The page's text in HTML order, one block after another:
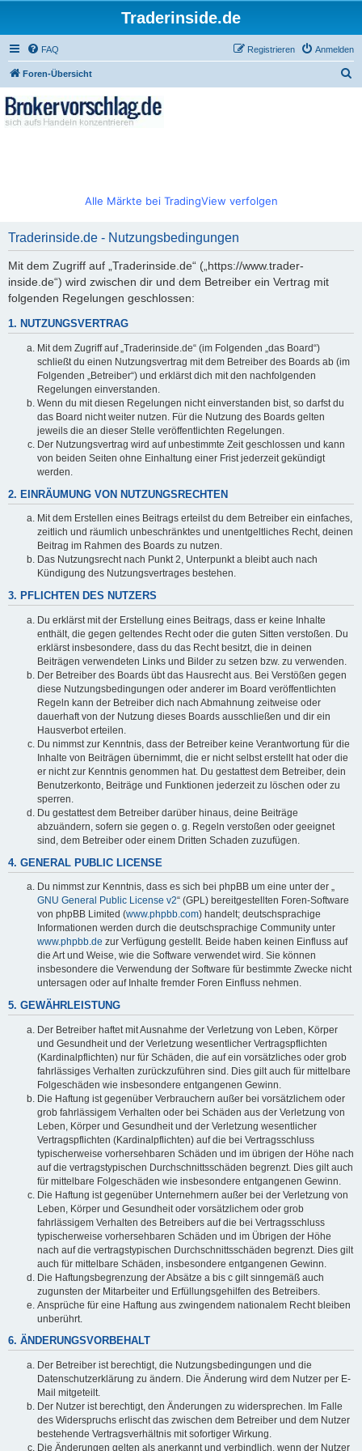
Traderinside.de
FAQ Anmelden
Registrieren
Foren-Übersicht
Alle Märkte bei TradingView verfolgen
Traderinside.de - Nutzungsbedingungen
Mit dem Zugriff auf „Traderinside.de“ („https://www.trader-
inside.de“) wird zwischen dir und dem Betreiber ein Vertrag mit
folgenden Regelungen geschlossen:
1. NUTZUNGSVERTRAG
Mit dem Zugriff auf „Traderinside.de“ (im Folgenden „das Board“)
schließt du einen Nutzungsvertrag mit dem Betreiber des Boards ab (im
Folgenden „Betreiber“) und erklärst dich mit den nachfolgenden
Regelungen einverstanden.
Wenn du mit diesen Regelungen nicht einverstanden bist, so darfst du
das Board nicht weiter nutzen. Für die Nutzung des Boards gelten
jeweils die an dieser Stelle veröffentlichten Regelungen.
Der Nutzungsvertrag wird auf unbestimmte Zeit geschlossen und kann
von beiden Seiten ohne Einhaltung einer Frist jederzeit gekündigt
werden.
2. EINRÄUMUNG VON NUTZUNGSRECHTEN
Mit dem Erstellen eines Beitrags erteilst du dem Betreiber ein einfaches,
zeitlich und räumlich unbeschränktes und unentgeltliches Recht, deinen
Beitrag im Rahmen des Boards zu nutzen.
Das Nutzungsrecht nach Punkt 2, Unterpunkt a bleibt auch nach
Kündigung des Nutzungsvertrages bestehen.
3. PFLICHTEN DES NUTZERS
Du erklärst mit der Erstellung eines Beitrags, dass er keine Inhalte
enthält, die gegen geltendes Recht oder die guten Sitten verstoßen. Du
erklärst insbesondere, dass du das Recht besitzt, die in deinen
Beiträgen verwendeten Links und Bilder zu setzen bzw. zu verwenden.
Der Betreiber des Boards übt das Hausrecht aus. Bei Verstößen gegen
diese Nutzungsbedingungen oder anderer im Board veröffentlichten
Regeln kann der Betreiber dich nach Abmahnung zeitweise oder
dauerhaft von der Nutzung dieses Boards ausschließen und dir ein
Hausverbot erteilen.
Du nimmst zur Kenntnis, dass der Betreiber keine Verantwortung für die
Inhalte von Beiträgen übernimmt, die er nicht selbst erstellt hat oder die
er nicht zur Kenntnis genommen hat. Du gestattest dem Betreiber, dein
Benutzerkonto, Beiträge und Funktionen jederzeit zu löschen oder zu
sperren.
Du gestattest dem Betreiber darüber hinaus, deine Beiträge
abzuändern, sofern sie gegen o. g. Regeln verstoßen oder geeignet
sind, dem Betreiber oder einem Dritten Schaden zuzufügen.
4. GENERAL PUBLIC LICENSE
Du nimmst zur Kenntnis, dass es sich bei phpBB um eine unter der „
GNU General Public License v2“ (GPL) bereitgestellten Foren-Software
von phpBB Limited (www.phpbb.com) handelt; deutschsprachige
Informationen werden durch die deutschsprachige Community unter
www.phpbb.de zur Verfügung gestellt. Beide haben keinen Einfluss auf
die Art und Weise, wie die Software verwendet wird. Sie können
insbesondere die Verwendung der Software für bestimmte Zwecke nicht
untersagen oder auf Inhalte fremder Foren Einfluss nehmen.
5. GEWÄHRLEISTUNG
Der Betreiber haftet mit Ausnahme der Verletzung von Leben, Körper
und Gesundheit und der Verletzung wesentlicher Vertragspflichten
(Kardinalpflichten) nur für Schäden, die auf ein vorsätzliches oder grob
fahrlässiges Verhalten zurückzuführen sind. Dies gilt auch für mittelbare
Folgeschäden wie insbesondere entgangenen Gewinn.
Die Haftung ist gegenüber Verbrauchern außer bei vorsätzlichem oder
grob fahrlässigem Verhalten oder bei Schäden aus der Verletzung von
Leben, Körper und Gesundheit und der Verletzung wesentlicher
Vertragspflichten (Kardinalpflichten) auf die bei Vertragsschluss
typischerweise vorhersehbaren Schäden und im übrigen der Höhe nach
auf die vertragstypischen Durchschnittsschäden begrenzt. Dies gilt auch
für mittelbare Folgeschäden wie insbesondere entgangenen Gewinn.
Die Haftung ist gegenüber Unternehmern außer bei der Verletzung von
Leben, Körper und Gesundheit oder vorsätzlichem oder grob
fahrlässigem Verhalten des Betreibers auf die bei Vertragsschluss
typischerweise vorhersehbaren Schäden und im Übrigen der Höhe
nach auf die vertragstypischen Durchschnittsschäden begrenzt. Dies gilt
auch für mittelbare Schäden, insbesondere entgangenen Gewinn.
Die Haftungsbegrenzung der Absätze a bis c gilt sinngemäß auch
zugunsten der Mitarbeiter und Erfüllungsgehilfen des Betreibers.
Ansprüche für eine Haftung aus zwingendem nationalem Recht bleiben
unberührt.
6. ÄNDERUNGSVORBEHALT
Der Betreiber ist berechtigt, die Nutzungsbedingungen und die
Datenschutzerklärung zu ändern. Die Änderung wird dem Nutzer per E-
Mail mitgeteilt.
Der Nutzer ist berechtigt, den Änderungen zu widersprechen. Im Falle
des Widerspruchs erlischt das zwischen dem Betreiber und dem Nutzer
bestehende Vertragsverhältnis mit sofortiger Wirkung.
Die Änderungen gelten als anerkannt und verbindlich, wenn der Nutzer